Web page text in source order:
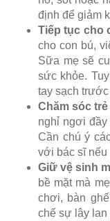
định để giảm
Tiếp tục cho
cho con bú,
Sữa mẹ sẽ
sức khỏe.
tay sạch
Chăm sóc
nghỉ ngơi
Cần chú ý
với bác sĩ nếu
Giữ vệ sinh
bề mặt mà
chơi, bàn
chế sự lây lan